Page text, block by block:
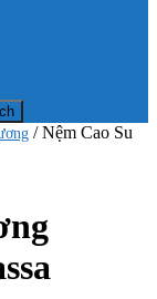
/ Nệm Cao Su